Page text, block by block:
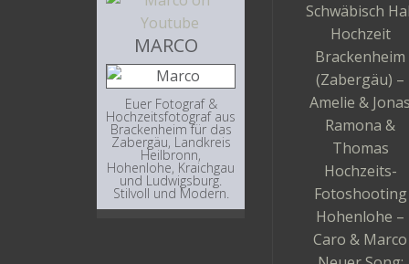
MARCO
Euer Fotograf &
Hochzeitsfotograf aus
Brackenheim für das
Zabergäu, Landkreis
Heilbronn,
Hohenlohe, Kraichgau
und Ludwigsburg.
Stilvoll und Modern.
Schwäbisch
Hochzeit
Brackenheim
(Zabergäu) –
Amelie &
Ramona &
Thomas
Hochzeits-
Fotoshooting
Hohenlohe –
Caro & Marco